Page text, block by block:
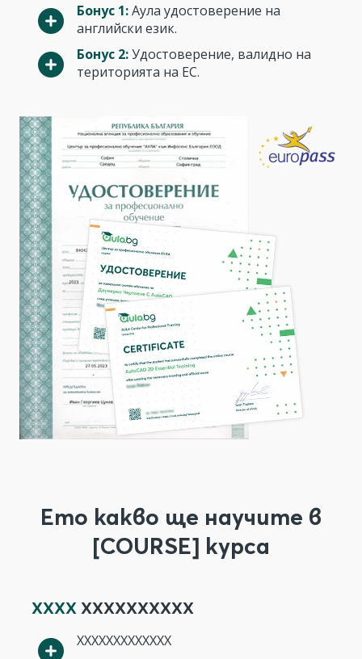
Бонус 1:Аула удостоверение на
английски език.
Бонус 2:Удостоверение, валидно на
територията на ЕС.
Ето какво ще научите в
[COURSE] курса
XXXX XXXXXXXXXX
XXXXXXXXXXXXX